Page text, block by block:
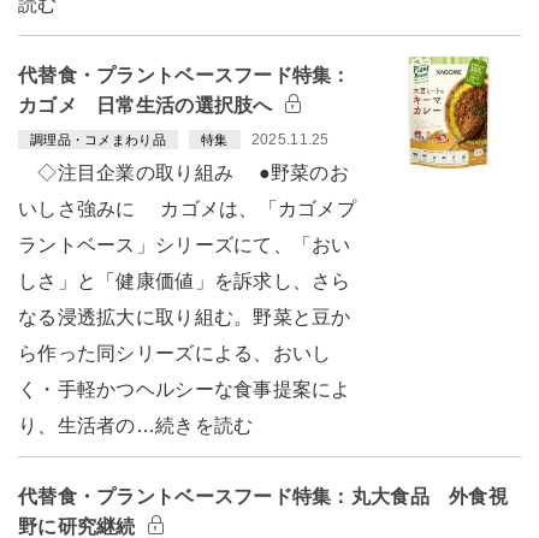
読む
代替食・プラントベースフード特集：
カゴメ 日常生活の選択肢へ
調理品・コメまわり品 特集 2025.11.25
◇注目企業の取り組み ●野菜のお
いしさ強みに カゴメは、「カゴメプ
ラントベース」シリーズにて、「おい
しさ」と「健康価値」を訴求し、さら
なる浸透拡大に取り組む。野菜と豆か
ら作った同シリーズによる、おいし
く・手軽かつヘルシーな食事提案によ
り、生活者の…続きを読む
代替食・プラントベースフード特集：丸大食品 外食視
野に研究継続